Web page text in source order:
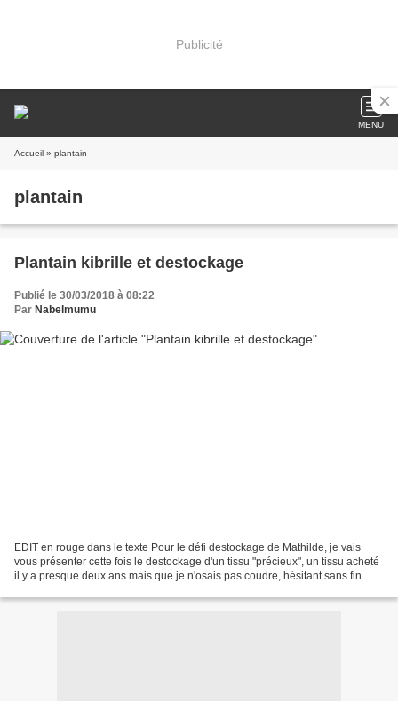
Publicité
MENU
Accueil » plantain
plantain
Plantain kibrille et destockage
Publié le 30/03/2018 à 08:22
Par Nabelmumu
EDIT en rouge dans le texte Pour le défi destockage de Mathilde, je vais
vous présenter cette fois le destockage d'un tissu "précieux", un tissu acheté
il y a presque deux ans mais que je n'osais pas coudre, hésitant sans fin